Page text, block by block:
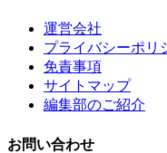
運営会社
プライバシーポリ
免責事項
サイトマップ
編集部のご紹介
お問い合わせ